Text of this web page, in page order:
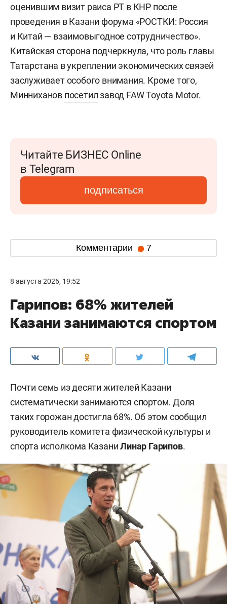
оценившим визит раиса РТ в КНР после
проведения в Казани форума «РОСТКИ: Россия
и Китай — взаимовыгодное сотрудничество».
Китайская сторона подчеркнула, что роль главы
Татарстана в укреплении экономических связей
заслуживает особого внимания. Кроме того,
Минниханов посетилзавод FAW Toyota Motor.
Читайте БИЗНЕС Online
в Telegram
подписаться
Комментарии 7
8 августа 2026, 19:52
Гарипов: 68% жителей
Казани занимаются спортом
Почти семь из десяти жителей Казани
систематически занимаются спортом. Доля
таких горожан достигла 68%. Об этом сообщил
руководитель комитета физической культуры и
спорта исполкома КазаниЛинар Гарипов.